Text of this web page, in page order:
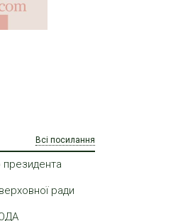
Всі посилання
президента
ради